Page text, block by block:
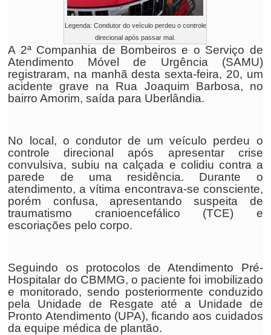
Legenda: Condutor do veículo perdeu o controle
direcional após passar mal.
A 2ª Companhia de Bombeiros e o Serviço de
Atendimento Móvel de Urgência (SAMU)
registraram, na manhã desta sexta-feira, 20, um
acidente grave na Rua Joaquim Barbosa, no
bairro Amorim, saída para Uberlândia.
No local, o condutor de um veículo perdeu o
controle direcional após apresentar crise
convulsiva, subiu na calçada e colidiu contra a
parede de uma residência. Durante o
atendimento, a vítima encontrava-se consciente,
porém confusa, apresentando suspeita de
traumatismo cranioencefálico (TCE) e
escoriações pelo corpo.
Seguindo os protocolos de Atendimento Pré-
Hospitalar do CBMMG, o paciente foi imobilizado
e monitorado, sendo posteriormente conduzido
pela Unidade de Resgate até a Unidade de
Pronto Atendimento (UPA), ficando aos cuidados
da equipe médica de plantão.